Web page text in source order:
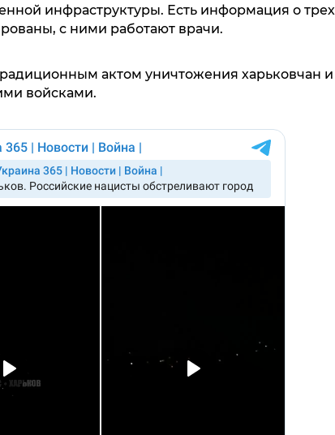
инфраструктуры. Есть информация о трех
с ними работают врачи.
актом уничтожения харьковчан и
войсками.